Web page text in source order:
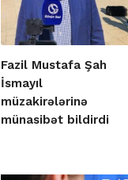
Fazil Mustafa Şah
İsmayıl
müzakirələrinə
münasibət bildirdi